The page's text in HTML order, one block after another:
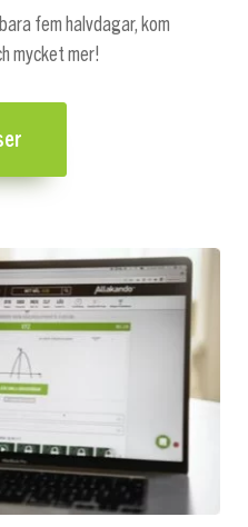
fem halvdagar, kom
mycket mer!